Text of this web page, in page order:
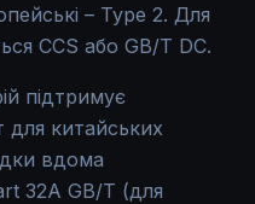
– Type 2. Для
CCS або GB/T DC.
підтримує
для китайських
вдома
32A GB/T (для